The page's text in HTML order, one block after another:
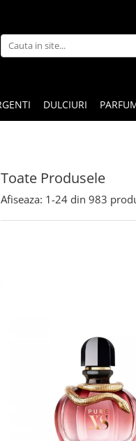
DULCIURI
Toate Produsele
Afiseaza: 1-24 din 983